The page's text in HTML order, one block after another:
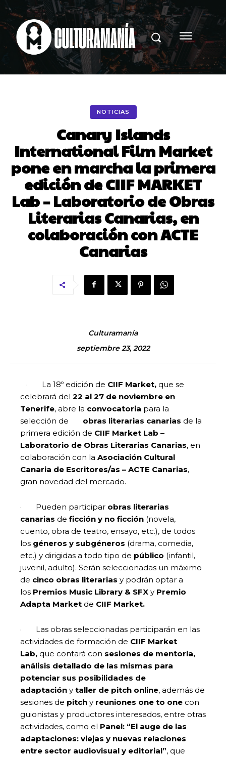
NOTICIAS
Canary Islands
International Film Market
pone en marcha la primera
edición de CIIF MARKET
Lab – Laboratorio de Obras
Literarias Canarias, en
colaboración con ACTE
Canarias
Culturamanía
septiembre 23, 2022
· La 18º edición de CIIF Market, que se
celebrará del 22 al 27 de noviembre en
Tenerife, abre la convocatoria para la
selección de obras literarias canarias de la
primera edición de CIIF Market Lab –
Laboratorio de Obras Literarias Canarias, en
colaboración con la Asociación Cultural
Canaria de Escritores/as – ACTE Canarias,
gran novedad del mercado.
· Pueden participar obras literarias
canarias de ficción y no ficción (novela,
cuento, obra de teatro, ensayo, etc.), de todos
los géneros y subgéneros (drama, comedia,
etc.) y dirigidas a todo tipo de público (infantil,
juvenil, adulto). Serán seleccionadas un máximo
de cinco obras literarias y podrán optar a
los Premios Music Library & SFX y Premio
Adapta Market de CIIF Market.
· Las obras seleccionadas participarán en las
actividades de formación de CIIF Market
Lab, que contará con sesiones de mentoría,
análisis detallado de las mismas para
potenciar sus posibilidades de
adaptación y taller de pitch online, además de
sesiones de pitch y reuniones one to one con
guionistas y productores interesados, entre otras
actividades, como el Panel: “El auge de las
adaptaciones: viejas y nuevas relaciones
entre sector audiovisual y editorial”, que